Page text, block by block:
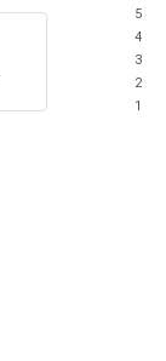
5
4
3
2
1